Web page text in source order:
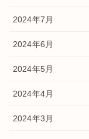
2024年7月
2024年6月
2024年5月
2024年4月
2024年3月